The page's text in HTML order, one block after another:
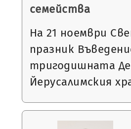
семейства
На 21 ноември
празник
тригодишната
Йерусалимския